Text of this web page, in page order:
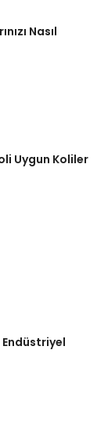
Nasıl
Uygun Koliler
Endüstriyel